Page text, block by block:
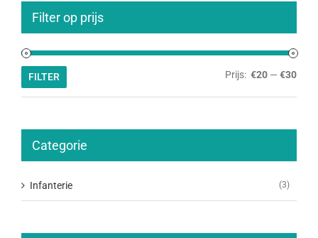
Filter op prijs
Min.
Max.
FILTER Prijs: €20 — €30
Categorie
Infanterie (3)